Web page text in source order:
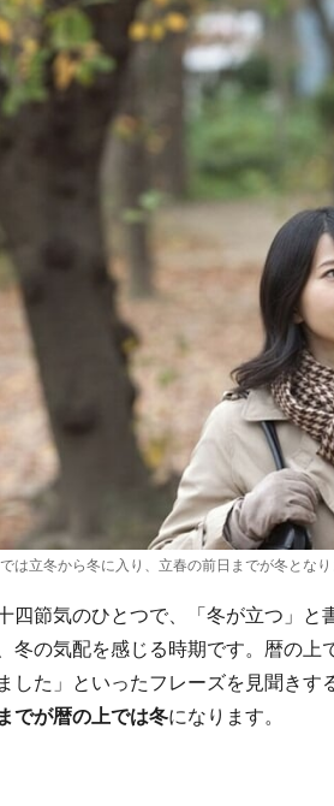
は立冬から冬に入り、立春の前日までが冬となり
四節気のひとつで、「冬が立つ」
冬の気配を感じる時期です。暦の
した」といったフレーズを見聞きす
でが暦の上では冬になります。